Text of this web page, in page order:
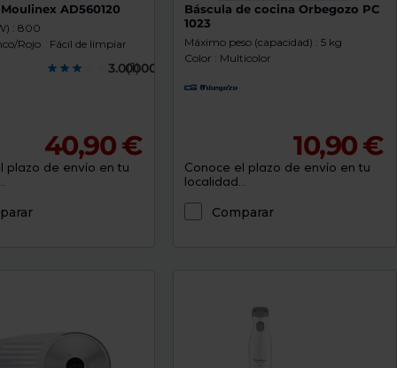
AD560120
: 800
Rojo
Fácil de limpiar
3.0000000
(1)
40,90 €
plazo de envío en tu
Báscula de cocina Orbegozo PC
1023
Máximo peso (capacidad) : 5 kg
Color : Multicolor
10,90 €
Conoce el plazo de envío en tu
localidad...
Comparar